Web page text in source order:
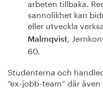
arbeten tillbaka.
sannolikhet kan
eller utveckla
Malmqvist,
60.
Studenterna och
”ex-jobb-team” där även